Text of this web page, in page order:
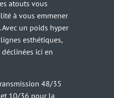
atouts vous
à vous emmener
un poids hyper
esthétiques,
déclinées ici en
48/35
10/36 pour la